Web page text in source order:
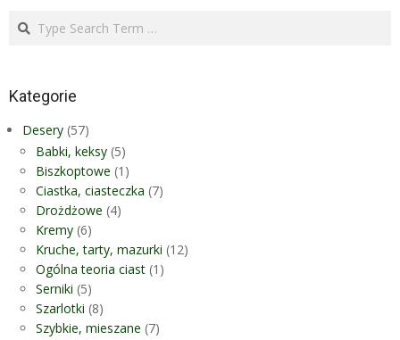
Search
Kategorie
Desery (57)
Babki, keksy (5)
Biszkoptowe (1)
Ciastka, ciasteczka (7)
Drożdżowe (4)
Kremy (6)
Kruche, tarty, mazurki (12)
Ogólna teoria ciast (1)
Serniki (5)
Szarlotki (8)
Szybkie, mieszane (7)